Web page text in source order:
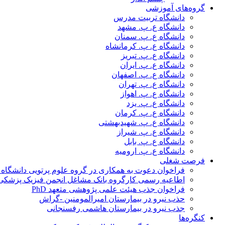
گروه‌های آموزشی
دانشگاه تربیت مدرس
دانشگاه ع. پ. مشهد
دانشگاه ع. پ. سمنان
دانشگاه ع. پ. کرمانشاه
دانشگاه ع. پ. تبریز
دانشگاه ع. پ. ایران
دانشگاه ع. پ. اصفهان
دانشگاه ع. پ. تهران
دانشگاه ع. پ. اهواز
دانشگاه ع. پ. یزد
دانشگاه ع. پ. کرمان
دانشگاه ع. پ. شهید‌بهشتی
دانشگاه ع. پ. شیراز
دانشگاه ع. پ. بابل
دانشگاه ع. پ. ارومیه
فرصت شغلی
فراخوان دعوت به همکاری در گروه علوم پرتویی دانشگاه
اطاعیه رسمی کارگروه بانک مشاغل انجمن فیزیک
فراخوان جذب هیئت علمی پژوهشی متعهد PhD
حذب نیرو در بیمارستان امیرالمومنین -گراش
جذب نیرو در بیمارستان هاشمی رفسنجانی
کنگره‌ها